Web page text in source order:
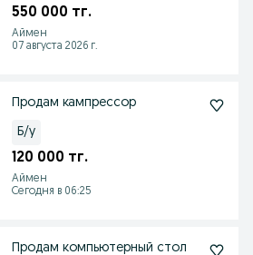
550 000 тг.
Аймен
07 августа 2026 г.
Продам кампрессор
Б/у
120 000 тг.
Аймен
Сегодня в 06:25
Продам компьютерный стол